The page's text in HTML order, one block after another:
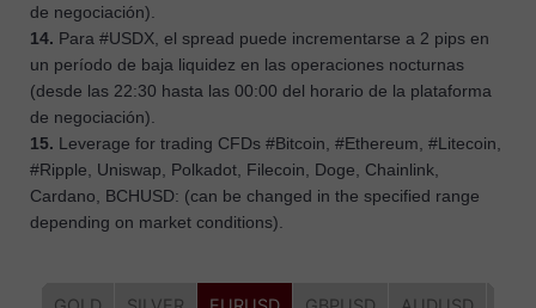
de negociación).
14. Para #USDX, el spread puede incrementarse a 2 pips en
un período de baja liquidez en las operaciones nocturnas
(desde las 22:30 hasta las 00:00 del horario de la plataforma
de negociación).
15. Leverage for trading CFDs #Bitcoin, #Ethereum, #Litecoin,
#Ripple, Uniswap, Polkadot, Filecoin, Doge, Chainlink,
Cardano, BCHUSD: (can be changed in the specified range
depending on market conditions).